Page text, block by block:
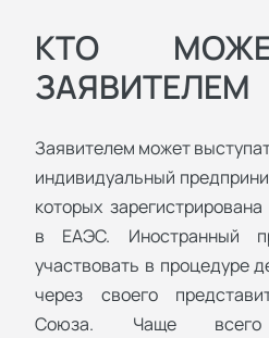
КТО
ЗАЯВИТЕЛЕМ
Заявителем может
индивидуальный
которых
в ЕАЭС. Иностранный
участвовать в процедуре
через своего
Союза. Чаще